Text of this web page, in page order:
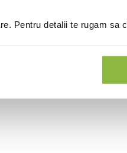
Pentru detalii te rugam sa